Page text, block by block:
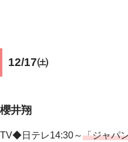
12/17㈯
櫻井翔
TV◆日テレ14:30～「ジャパ